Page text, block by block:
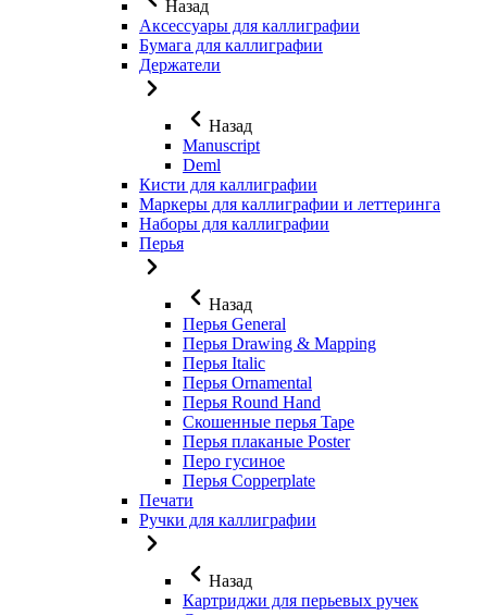
Назад
Аксессуары для каллиграфии
Бумага для каллиграфии
Держатели
Назад
Manuscript
Deml
Кисти для каллиграфии
Маркеры для каллиграфии и леттеринга
Наборы для каллиграфии
Перья
Назад
Перья General
Перья Drawing & Mapping
Перья Italic
Перья Ornamental
Перья Round Hand
Скошенные перья Tape
Перья плаканые Poster
Перо гусиное
Перья Copperplate
Печати
Ручки для каллиграфии
Назад
Картриджи для перьевых ручек